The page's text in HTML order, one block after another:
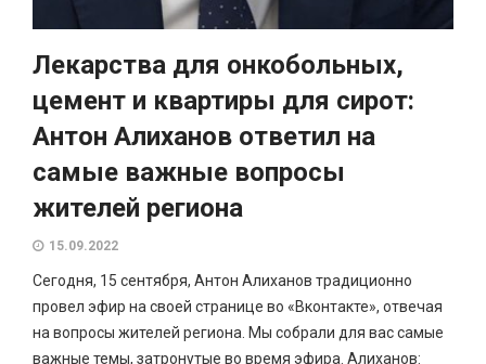
Лекарства для онкобольных,
цемент и квартиры для сирот:
Антон Алиханов ответил на
самые важные вопросы
жителей региона
15.09.2022
Сегодня, 15 сентября, Антон Алиханов традиционно
провел эфир на своей странице во «Вконтакте», отвечая
на вопросы жителей региона. Мы собрали для вас самые
важные темы, затронутые во время эфира. Алиханов: